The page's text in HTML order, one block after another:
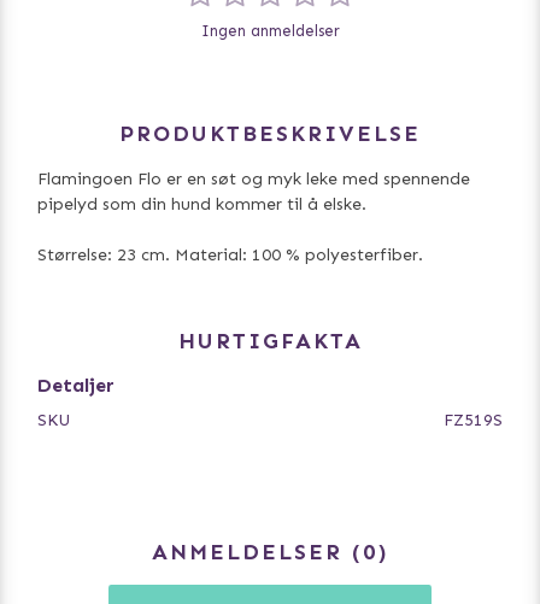
Ingen anmeldelser
PRODUKTBESKRIVELSE
Flamingoen Flo er en søt og myk leke med spennende
pipelyd som din hund kommer til å elske.
Størrelse: 23 cm. Material: 100 % polyesterfiber.
HURTIGFAKTA
Detaljer
SKU FZ519S
ANMELDELSER 0